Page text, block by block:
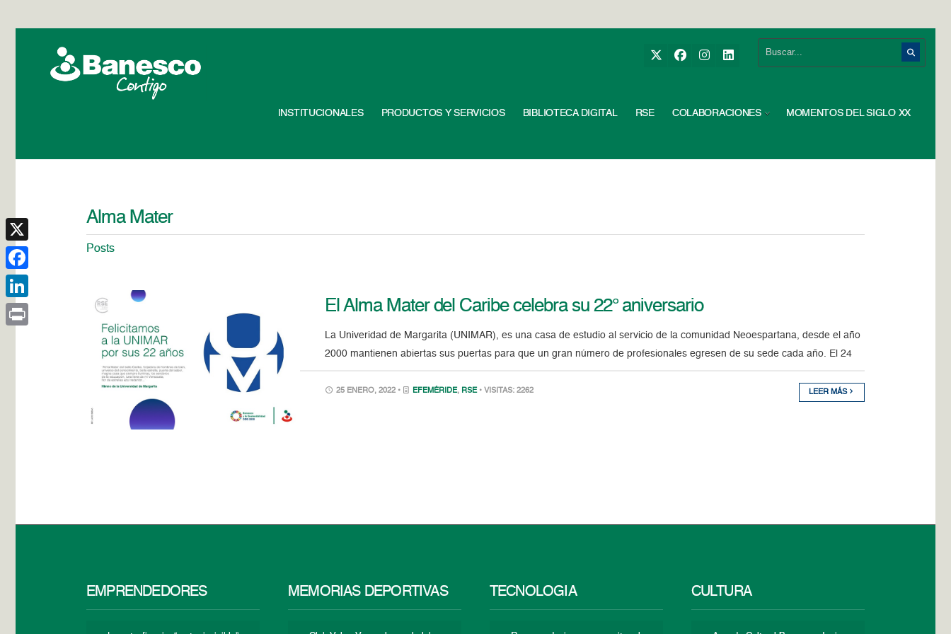
INSTITUCIONALES PRODUCTOS Y SERVICIOS BIBLIOTECA DIGITAL RSE COLABORACIONES MOMENTOS DEL SIGLO XX
Alma Mater
Posts
El Alma Mater del Caribe celebra su 22° aniversario
La Univeridad de Margarita (UNIMAR), es una casa de estudio al servicio de la comunidad Neoespartana, desde el año
2000 mantienen abiertas sus puertas para que un gran número de profesionales egresen de su sede cada año. El 24
25 ENERO, 2022 • EFEMÉRIDE, RSE • VISITAS: 2262 LEER MÁS
EMPRENDEDORES MEMORIAS DEPORTIVAS TECNOLOGÍA CULTURA
X
Facebook
LinkedIn